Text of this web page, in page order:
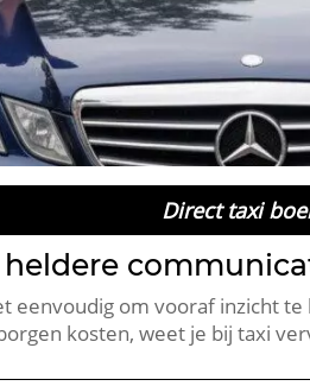
Direct taxi
eenvoudig om vooraf inzicht
kosten, weet je bij taxi